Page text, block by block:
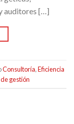
auditores […]
Consultoría,Eficiencia
gestión